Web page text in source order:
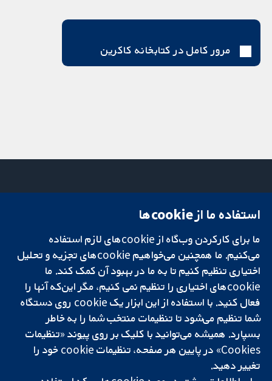
مرور کامل در کتابخانه کاکرین
تحقیقات قابل
اعتماد.
تصمیم‌گیری آگاهانه.
سلامت بهتر.
میدان کاوندیش
لندن
W1G 0AN
بریتانیا
دفتر رسانه‌ای
درباره ما
فرصت‌های
شغلی
Cochrane
Library
شبکه همکاری کاکرین، یک مؤسسه خیریه (شماره 1045921) و یک شرکت با
استفاده ما از cookie‌ها
ما برای کارکردن وب‌گاه از cookie‌های لازم استفاده
می‌کنیم. ما همچنین می‌خواهیم cookie‌های تجزیه و تحلیل
اختیاری تنظیم کنیم تا به ما در بهبود آن کمک کند. ما
cookie‌های اختیاری را تنظیم نمی کنیم، مگر این‌که آنها را
فعال کنید. با استفاده از این ابزار یک cookie‌ روی دستگاه
شما تنظیم می‌شود تا تنظیمات منتخب شما را به خاطر
بسپارد. همیشه می‌توانید با کلیک بر روی پیوند «تنظیمات
Cookies» در پایین هر صفحه، تنظیمات cookie‌ خود را
تغییر دهید.